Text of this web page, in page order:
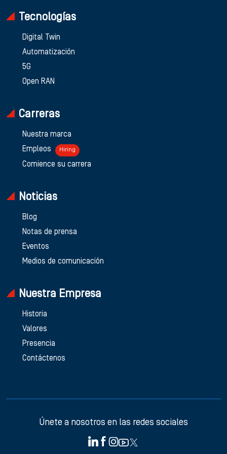
Tecnologías
Digital Twin
Automatización
5G
Open RAN
Carreras
Nuestra marca
Empleos Hiring
Comience su carrera
Noticias
Blog
Notas de prensa
Eventos
Medios de comunicación
Nuestra Empresa
Historia
Valores
Presencia
Contáctenos
Únete a nosotros en las redes sociales